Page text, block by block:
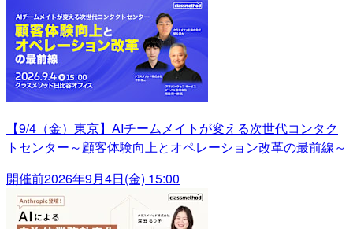
【9/4（金）東京】AIチームメイトが変える次世代コンタク
トセンター～顧客体験向上とオペレーション改革の最前線～
開催前2026年9月4日(金) 15:00